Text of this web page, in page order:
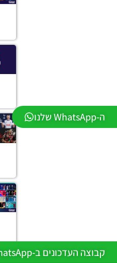
ה-WhatsApp שלנו
קבוצה העדכונים ב-WhatsApp